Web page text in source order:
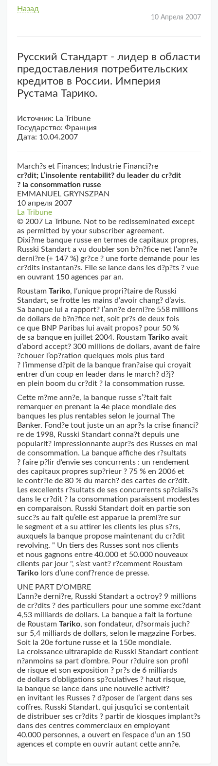
Назад
10 Апреля 2007
Русский Стандарт - лидер в области
предоставления потребительских
кредитов в России. Империя
Рустама Тарико.
Источник: La Tribune
Государство: Франция
Дата: 10.04.2007
March?s et Finances; Industrie Financi?re
cr?dit; L’insolente rentabilit? du leader du cr?dit
? la consommation russe
EMMANUEL GRYNSZPAN
10 апреля 2007
La Tribune
© 2007 La Tribune. Not to be redisseminated except
as permitted by your subscriber agreement.
Dixi?me banque russe en termes de capitaux propres,
Russki Standart a vu doubler son b?n?fice net l’ann?e
derni?re (+ 147 %) gr?ce ? une forte demande pour les
cr?dits instantan?s. Elle se lance dans les d?p?ts ? vue
en ouvrant 150 agences par an.
Roustam Tariko, l’unique propri?taire de Russki
Standart, se frotte les mains d’avoir chang? d’avis.
Sa banque lui a rapport? l’ann?e derni?re 558 millions
de dollars de b?n?fice net, soit pr?s de deux fois
ce que BNP Paribas lui avait propos? pour 50 %
de sa banque en juillet 2004. Roustam Tariko avait
d’abord accept? 300 millions de dollars, avant de faire
?chouer l’op?ration quelques mois plus tard
? l’immense d?pit de la ­banque fran?aise qui croyait
entrer d’un coup en leader dans le march? d?j?
en plein boom du cr?dit ? la consommation russe.
Cette m?me ann?e, la banque russe s’?tait fait
remarquer en prenant la 4e place mondiale des
banques les plus rentables selon le journal The
Banker. Fond?e tout juste un an apr?s la crise financi?
re de 1998, Russki Standart conna?t depuis une
popularit? impressionnante aupr?s des Russes en mal
de consommation. La banque affiche des r?sultats
? faire p?lir d’envie ses concurrents : un rendement
des capitaux ­propres sup?rieur ? 75 % en 2006 et
le contr?le de 80 % du march? des cartes de cr?dit.
Les excellents r?sultats de ses concurrents sp?cialis?s
dans le cr?dit ? la consommation paraissent modestes
en comparaison. Russki Standart doit en partie son
succ?s au fait qu’elle est apparue la premi?re sur
le segment et a su attirer les clients les plus s?rs,
auxquels la banque propose maintenant du cr?dit
revolving. " Un tiers des Russes sont nos clients
et nous gagnons entre 40.000 et 50.000 nouveaux
clients par jour ", s’est vant? r?cemment Roustam
Tariko lors d’une conf?rence de presse.
UNE PART D’OMBRE
L’ann?e derni?re, Russki Standart a octroy? 9 millions
de cr?dits ? des particuliers pour une somme exc?dant
4,53 milliards de dollars. La banque a fait la fortune
de Roustam Tariko, son fondateur, d?sormais juch?
sur 5,4 milliards de dollars, selon le magazine Forbes.
Soit la 20e fortune russe et la 150e mondiale.
La croissance ultrarapide de Russki Standart contient
n?anmoins sa part d’ombre. Pour r?duire son profil
de risque et son exposition ? pr?s de 6 milliards
de dollars d’obligations sp?culatives ? haut risque,
la banque se lance dans une nouvelle activit?
en invitant les Russes ? d?poser de l’argent dans ses
coffres. Russki Standart, qui jusqu’ici se contentait
de distribuer ses cr?dits ? partir de kiosques implant?s
dans des ­centres commerciaux en employant
40.000 personnes, a ouvert en l’espace d’un an 150
agences et compte en ouvrir autant cette ann?e.